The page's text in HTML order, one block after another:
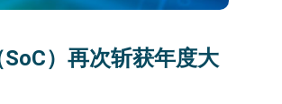
）再次斩获年度大